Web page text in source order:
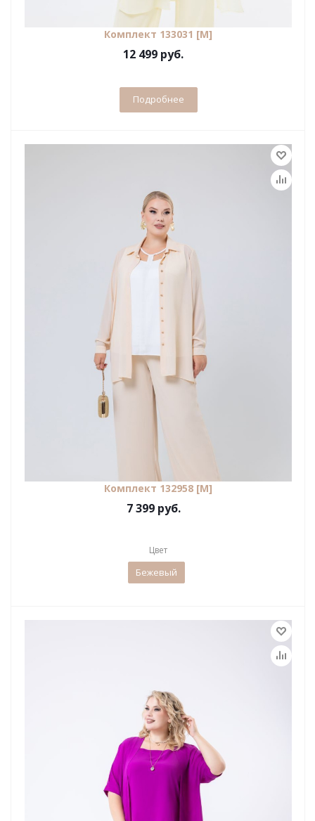
Комплект 133031 [М]
12 499 руб.
Подробнее
Комплект 132958 [М]
7 399 руб.
Цвет
Бежевый